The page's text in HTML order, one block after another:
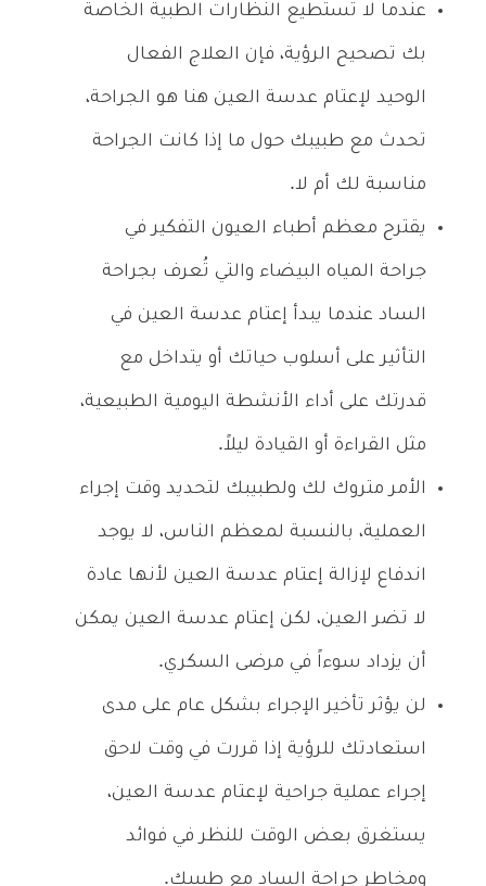
عندما لا تستطيع النظارات الطبية الخاصة
بك تصحيح الرؤية، فإن العلاج الفعال
الوحيد لإعتام عدسة العين هنا هو الجراحة،
تحدث مع طبيبك حول ما إذا كانت الجراحة
مناسبة لك أم لا.
يقترح معظم أطباء العيون التفكير في
جراحة المياه البيضاء والتي تُعرف بجراحة
الساد عندما يبدأ إعتام عدسة العين في
التأثير على أسلوب حياتك أو يتداخل مع
قدرتك على أداء الأنشطة اليومية الطبيعية،
مثل القراءة أو القيادة ليلاً.
الأمر متروك لك ولطبيبك لتحديد وقت إجراء
العملية، بالنسبة لمعظم الناس، لا يوجد
اندفاع لإزالة إعتام عدسة العين لأنها عادة
لا تضر العين، لكن إعتام عدسة العين يمكن
أن يزداد سوءاً في مرضى السكري.
لن يؤثر تأخير الإجراء بشكل عام على مدى
استعادتك للرؤية إذا قررت في وقت لاحق
إجراء عملية جراحية لإعتام عدسة العين،
يستغرق بعض الوقت للنظر في فوائد
ومخاطر جراحة الساد مع طبيبك.